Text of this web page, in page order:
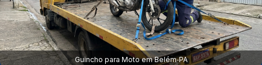
Guincho para Moto em Belém‑PA